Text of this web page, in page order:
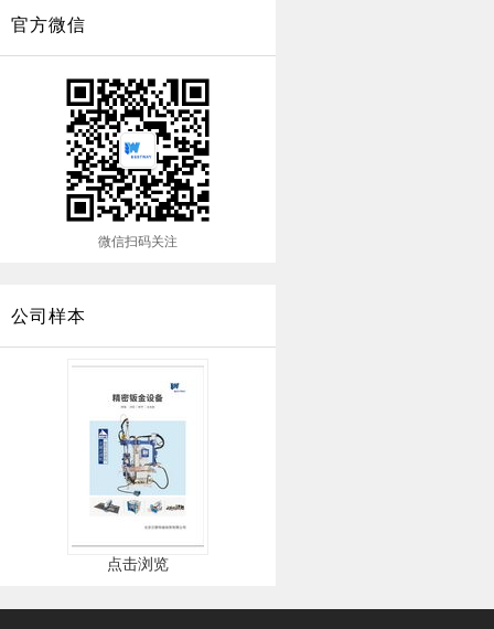
官方微信
微信扫码关注
公司样本
点击浏览